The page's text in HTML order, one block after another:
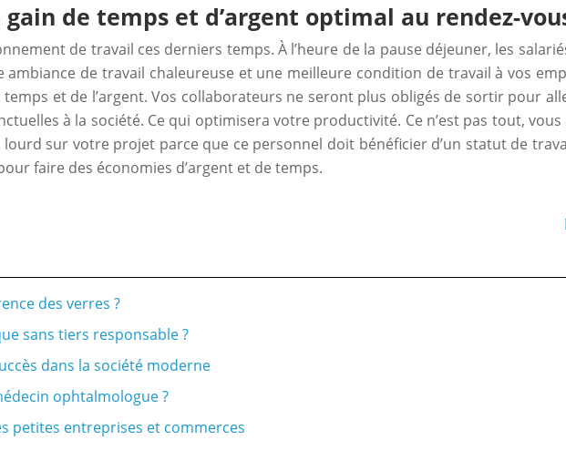
de temps et d’argent optimal au rendez-
de travail ces derniers temps. À l’heure de la pause déjeuner, les
de travail chaleureuse et une meilleure condition de travail à vos
et de l’argent. Vos collaborateurs ne seront plus obligés de sortir pour
à la société. Ce qui optimisera votre productivité. Ce n’est pas tout,
sur votre projet parce que ce personnel doit bénéficier d’un statut de
faire des économies d’argent et de temps.
des verres ?
sans tiers responsable ?
dans la société moderne
ophtalmologue ?
petites entreprises et commerces